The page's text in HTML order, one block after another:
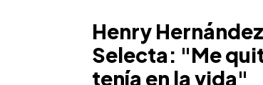
Henry
Selecta: "Me
tenía en la vida"